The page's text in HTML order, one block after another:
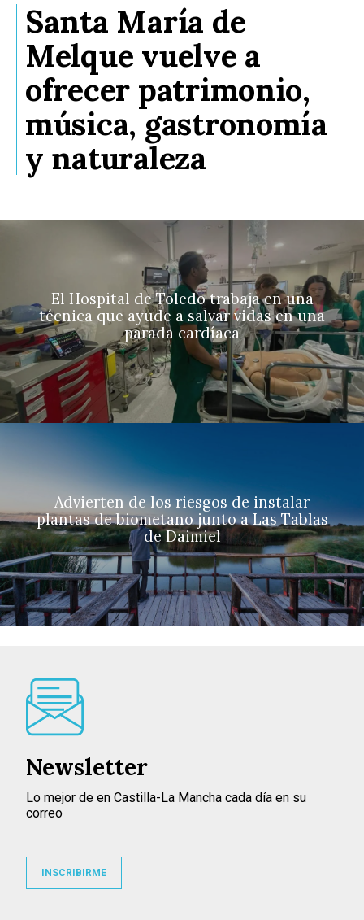
Santa María de
Melque vuelve a
ofrecer patrimonio,
música, gastronomía
y naturaleza
El Hospital de Toledo trabaja en una
técnica que ayude a salvar vidas en una
parada cardíaca
Advierten de los riesgos de instalar
plantas de biometano junto a Las Tablas
de Daimiel
Newsletter
Lo mejor de en Castilla-La Mancha cada día en su
correo
INSCRIBIRME